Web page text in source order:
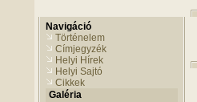
Navigáció
Történelem
Címjegyzék
Helyi Hírek
Helyi Sajtó
Cikkek
Galéria